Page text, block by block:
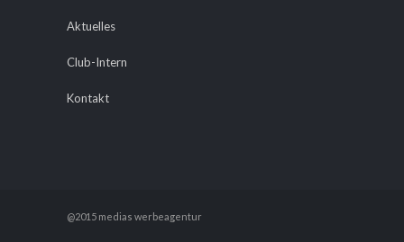
Aktuelles
Club-Intern
Kontakt
@2015 medias werbeagentur